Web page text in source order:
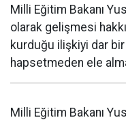
Milli Eğitim Bakanı
olarak gelişmesi
kurduğu ilişkiyi dar bir
hapsetmeden ele
Milli Eğitim Bakanı